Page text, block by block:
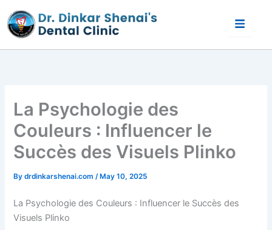
to
content
La Psychologie des
Couleurs : Influencer le
Succès des Visuels Plinko
Bydrdinkarshenai.com/May 10, 2025
La Psychologie des Couleurs : Influencer le Succès des
Visuels Plinko